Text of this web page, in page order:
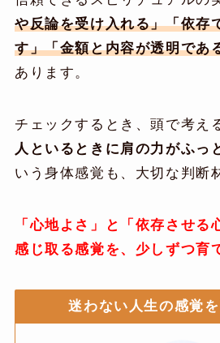
や反論を受け入れる」「依存
す」「金額と内容が透明であ
あります。
チェックするとき、頭で考え
人といるときに肩の力がふっ
いう身体感覚も、大切な判断
「心地よさ」と「依存させる
感じ取る感覚を、少しずつ育
迷わない人生の感覚